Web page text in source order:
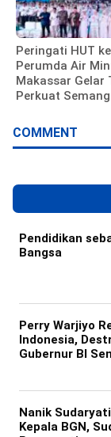
Peringati HUT
Perumda Air
Makassar Gelar
Perkuat
COMMENT
Pendidikan
Bangsa
Perry Warjiyo
Indonesia,
Gubernur BI
Nanik
Kepala BGN,